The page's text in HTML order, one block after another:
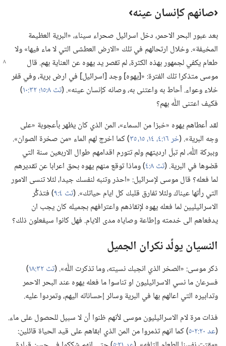
‏‹صانهم كإنسان عينه›‏
بعد عبور البحر الاحمر،‏ دخل اسرائيل صحراء سيناء،‏ «البرية العظيمة
المخيفة».‏ وخلال ارتحالهم في تلك «الارض العطشى التي لا ماء فيها» ولا
طعاميكفي لجمهور بهذه الكثرة،‏ لم تقصر يد يهوه عن العناية بهم.‏ قال
موسى متذكرا تلك الفترة:‏ «[يهوه] وجد [اسرائيل] في ارض برية،‏ وفي قفر
خلاء وعواء.‏ أحاط به واعتنى به،‏ وصانه كإنسان عينه».‏ (‏تث ٨:‏١٥؛‏
‏)‏
فكيف اعتنى اللّٰه بهم؟‏
لقد أعطاهم يهوه «خبزا من السماء»،‏ المن الذي كان يظهر بأعجوبة «على
وجه البرية».‏ (‏خر ١٦:‏٤،‏
‏)‏ كما اخرج لهم الماء «من صخرة الصوان».‏
وببركة اللّٰه،‏ لم تبلَ ارديتهم ولم تتورم اقدامهم طوال الاربعين سنة التي
قضوها في البرية.‏ (‏تث ٨:‏٤
‏)‏ وماذا توقع منهم يهوه بحق اعرابا عن تقديرهم
لما فعله؟‏ قال موسى لإسرائيل:‏ «احذر وتنبه لنفسك جيدا،‏ لئلا تنسى الامور
التي رأتها عيناك ولئلا تفارق قلبك كل ايام حياتك».‏ (‏تث ٤:‏٩
‏)‏ فتذكُّر
الاسرائيليين لما فعله يهوه لإنقاذهم واعترافهم بجميله كان يجب ان
يدفعاهم الى خدمته وإطاعة وصاياه مدى الايام.‏ فهل كانوا سيفعلون ذلك؟‏
النسيان يولِّد نكران الجميل
ذكر موسى:‏ «الصخر الذي انجبك نسيته،‏ وما تذكرت اللّٰه».‏ (‏تث ٣٢:‏١٨
‏)‏
فسرعان ما نسي الاسرائيليون او تناسوا ما فعله يهوه عند البحر الاحمر
وتدابيره التي اعالهم بها في البرية وسائر إحساناته اليهم،‏ وتمردوا عليه.‏
فذات مرة لام الاسرائيليون موسى لأنهم ظنوا أن لا سبيل للحصول على ماء.‏
(‏عد ٢٠:‏٢-‏٥
‏)‏ كما انهم تذمروا من المن الذي ابقاهم على قيد الحياة قائلين:‏